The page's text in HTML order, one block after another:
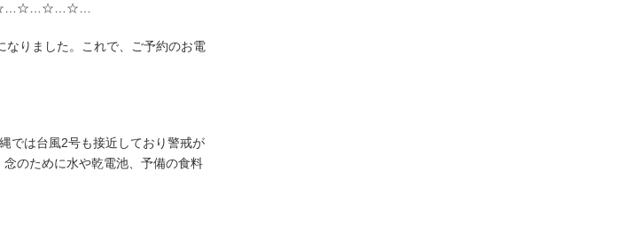
なりました。これで、ご予約のお電
では台風2号も接近しており警戒が
のために水や乾電池、予備の食料